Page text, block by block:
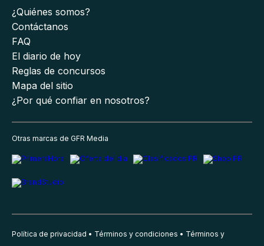
¿Quiénes somos?
Contáctanos
FAQ
El diario de hoy
Reglas de concursos
Mapa del sitio
¿Por qué confiar en nosotros?
Otras marcas de GFR Media
Política de privacidad Términos y condiciones
Términos y